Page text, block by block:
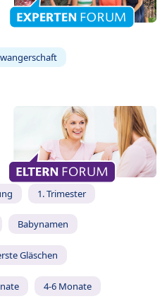
1. Trimester
Babynamen
Gläschen
4-6 Monate